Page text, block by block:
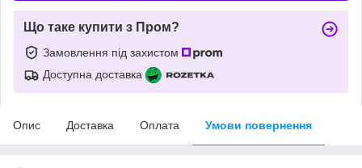
Що таке купити з Пром?
Замовлення під захистом
Доступна доставка
Опис Доставка Оплата Умови повернення